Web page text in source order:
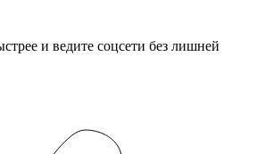
и ведите соцсети без лишней